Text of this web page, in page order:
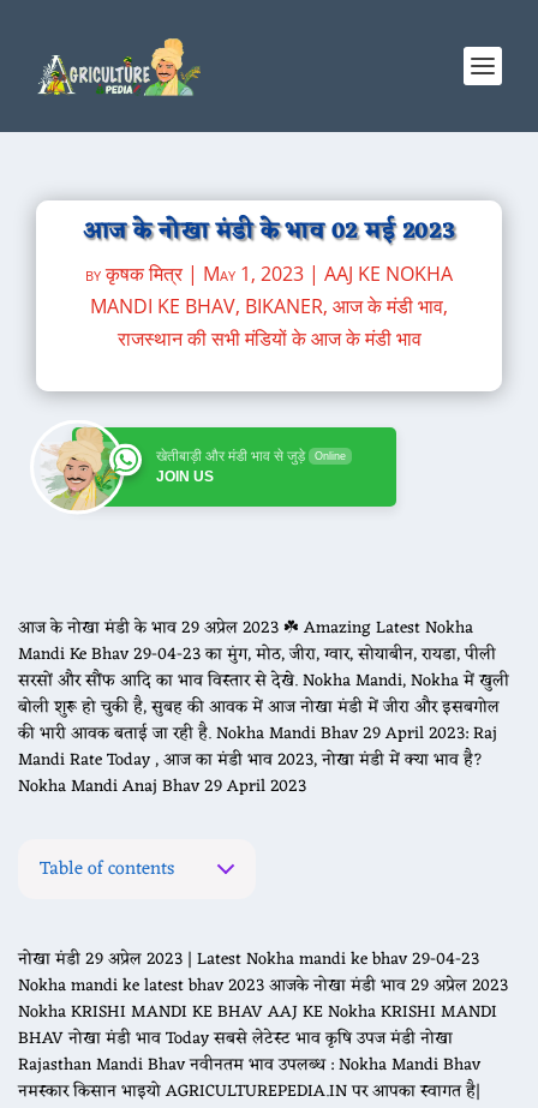
आज के नोखा मंडी के भाव 02 मई 2023
byकृषक मित्र | May 1, 2023 | AAJ KE NOKHA
MANDI KE BHAV, BIKANER, आज के मंडी भाव,
राजस्थान की सभी मंडियों के आज के मंडी भाव
खेतीबाड़ी और मंडी भाव से जुड़े Online
JOIN US
आज के नोखा मंडी के भाव 29 अप्रेल 2023 ☘️ Amazing Latest Nokha
Mandi Ke Bhav 29-04-23 का मुंग, मोठ, जीरा, ग्वार, सोयाबीन, रायडा, पीली
सरसों और सौंफ आदि का भाव विस्तार से देखे. Nokha Mandi, Nokha में खुली
बोली शुरू हो चुकी है, सुबह की आवक में आज नोखा मंडी में जीरा और इसबगोल
की भारी आवक बताई जा रही है. Nokha Mandi Bhav 29 April 2023: Raj
Mandi Rate Today , आज का मंडी भाव 2023, नोखा मंडी में क्या भाव है?
Nokha Mandi Anaj Bhav 29 April 2023
Table of contents
नोखा मंडी 29 अप्रेल 2023 | Latest Nokha mandi ke bhav 29-04-23
Nokha mandi ke latest bhav 2023 आजके नोखा मंडी भाव 29 अप्रेल 2023
Nokha KRISHI MANDI KE BHAV AAJ KE Nokha KRISHI MANDI
BHAV नोखा मंडी भाव Today सबसे लेटेस्ट भाव कृषि उपज मंडी नोखा
Rajasthan Mandi Bhav नवीनतम भाव उपलब्ध : Nokha Mandi Bhav
नमस्कार किसान भाइयो AGRICULTUREPEDIA.IN पर आपका स्वागत है|